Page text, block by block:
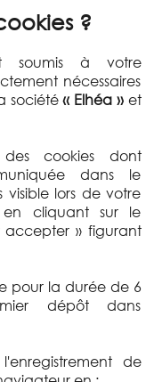
?
soumis à votre
nécessaires
société‹‹ Elhéa ››et
cookies dont
dans le
lors de votre
en cliquant sur le
accepter » figurant
pour la durée de 6
dépôt dans
de